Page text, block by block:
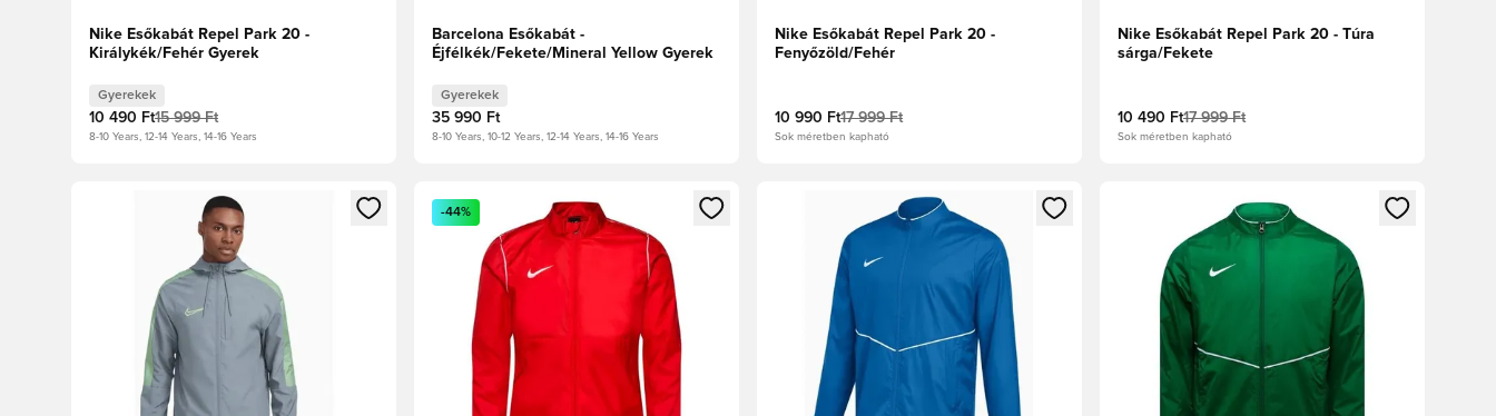
Nike Esőkabát Repel Park 20 -
Királykék/Fehér Gyerek
Gyerekek
10 490 Ft15 999 Ft
8-10 Years, 12-14 Years, 14-16 Years
Barcelona Esőkabát -
Éjfélkék/Fekete/Mineral Yellow Gyerek
Gyerekek
35 990 Ft
8-10 Years, 10-12 Years, 12-14 Years, 14-16 Years
Nike Esőkabát Repel Park 20 -
Fenyőzöld/Fehér
10 990 Ft17 999 Ft
Sok méretben kapható
Nike Esőkabát Repel Park 20 - Túra
sárga/Fekete
10 490 Ft17 999 Ft
Sok méretben kapható
Megnyit egy modált a bejelentkezéshez vagy a tagként való regisztrációhozMegnyit egy modált a bejelentkezéshez vagy a tagként való regisztrációhoz
-44%
Megnyit egy modált a bejelentkezéshez vagy a tagként való regisztrációhoz
Megnyit egy modált a bejelentkezéshez vagy a